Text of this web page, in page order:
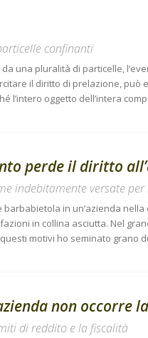
confinanti
una pluralità di particelle,
il diritto di prelazione, può
l’intero oggetto dell’intera
perde il diritto
indebitamente versate
in un’azienda
in collina asciutta. Nel
motivi ho seminato grano
non occorre
di reddito e la fiscalità